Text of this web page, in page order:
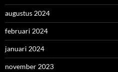
augustus 2024
februari 2024
januari 2024
november 2023